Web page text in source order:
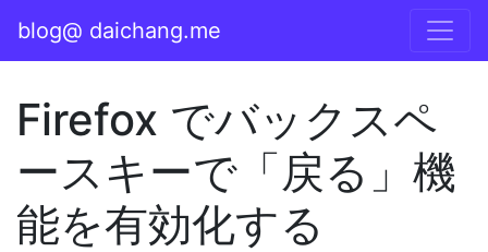
メインナビゲーション
blog@ daichang.me
Firefox でバックスペ
ースキーで「戻る」機
能を有効化する